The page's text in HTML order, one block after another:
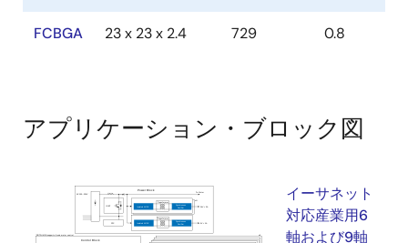
FCBGA 23 x 23 x 2.4 729 0.8
アプリケーション・ブロック図
イーサネット
対応産業用6
軸および9軸